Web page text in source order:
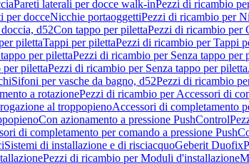
Pareti laterali per docce walk-inPezzi di ricambio
per docceNicchie portaoggettiPezzi di ricambio per
d52Con tappo per pilettaPezzi di ricambio per
pilettaTappi per pilettaPezzi di ricambio per Tappi
per pilettaPezzi di ricambio per Senza tappo per
per pilettaPezzi di ricambio per Senza tappo per piletta
Sifoni per vasche da bagno, d52Pezzi di ricambio
a rotazionePezzi di ricambio per Accessori di
al troppopienoAccessori di completamento
Con azionamento a pressione PushControl
di completamento per comando a pressione
Sistemi di installazione e di risciacquoGeberit Duofix
Pezzi di ricambio per Moduli d'installazione